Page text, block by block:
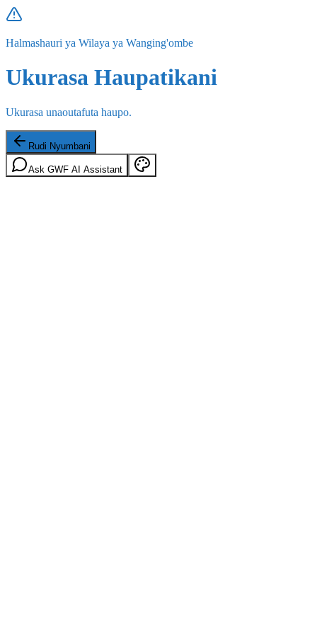
Halmashauri ya Wilaya ya Wanging'ombe
Ukurasa Haupatikani
Ukurasa unaoutafuta haupo.
Rudi Nyumbani
Ask GWF AI Assistant